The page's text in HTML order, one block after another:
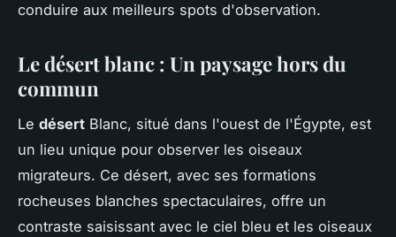
conduire aux meilleurs spots d'observation.
Le désert blanc : Un paysage hors du
commun
Le désert Blanc, situé dans l'ouest de l'Égypte, est
un lieu unique pour observer les oiseaux
migrateurs. Ce désert, avec ses formations
rocheuses blanches spectaculaires, offre un
contraste saisissant avec le ciel bleu et les oiseaux